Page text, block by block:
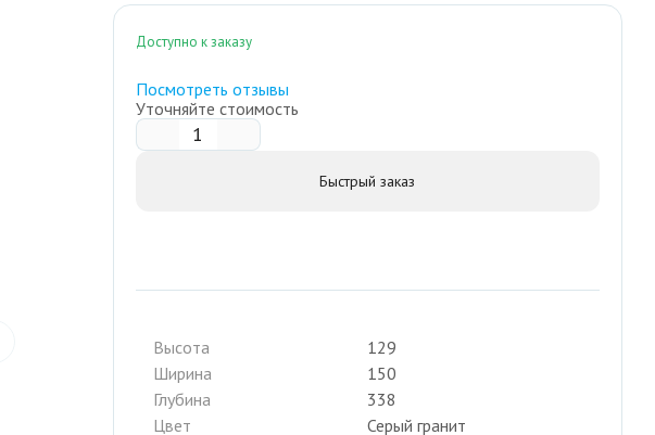
Доступно к заказу
Посмотреть отзывы
Уточняйте стоимость
Быстрый заказ
Высота
129
Ширина
150
Глубина
338
Цвет
Серый гранит